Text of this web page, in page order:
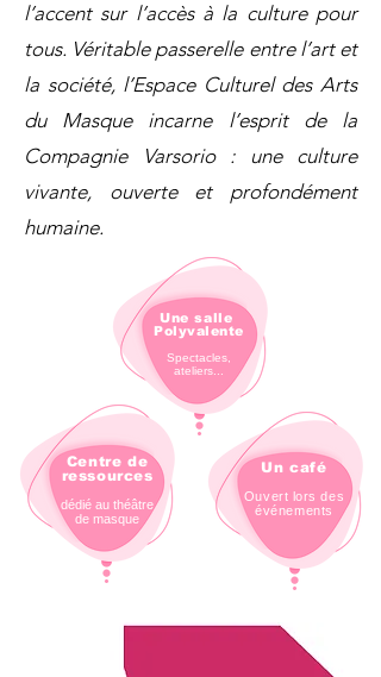
l’accent sur l’accès à la culture pour
tous. Véritable passerelle entre l’art et
la société, l’Espace Culturel des Arts
du Masque incarne l’esprit de la
Compagnie Varsorio : une culture
vivante, ouverte et profondément
humaine.
Une salle
Polyvalente
Spectacles,
ateliers...
Centre de
ressources
dédié au théâtre
de masque
Un café
Ouvert lors des
événements